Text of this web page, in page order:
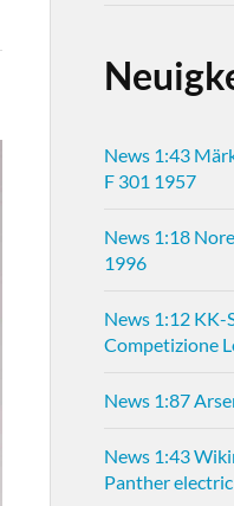
News 1:43
F 301 1957
News 1:18
1996
News 1:12 KK-
Competizione
News 1:87
News 1:43
Panther